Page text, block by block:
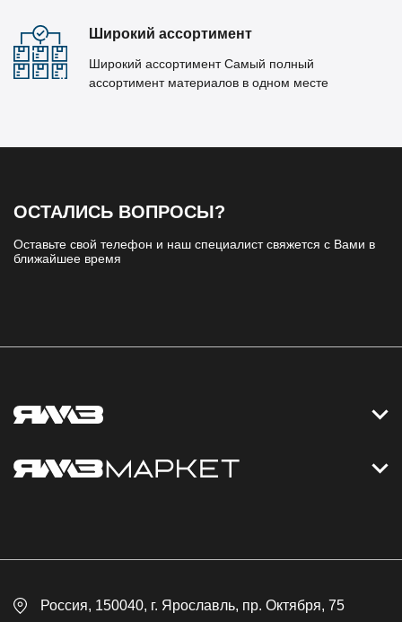
Широкий ассортимент
Широкий ассортимент Самый полный
ассортимент материалов в одном месте
ОСТАЛИСЬ ВОПРОСЫ?
Оставьте свой телефон и наш специалист свяжется с Вами в
ближайшее время
Контакты
Доставка
Россия, 150040, г. Ярославль, пр. Октября, 75